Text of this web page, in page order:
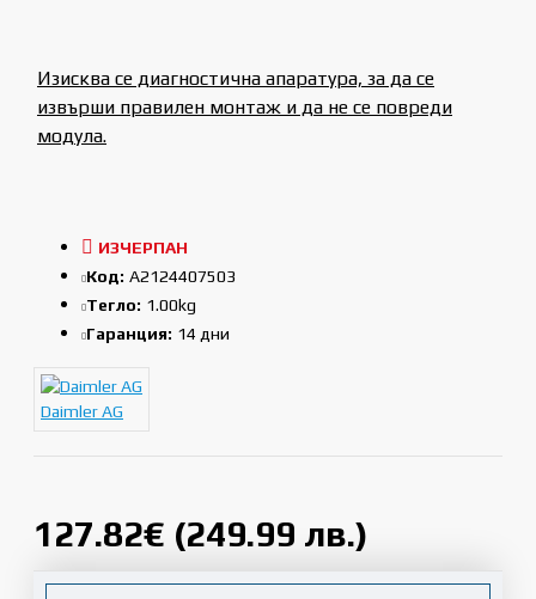
Изисква се диагностична апаратура, за да се
извърши правилен монтаж и да не се повреди
модула.
127.82€ (249.99 лв.)
ИЗЧЕРПАН
Код: A2124407503
Тегло: 1.00kg
Гаранция: 14 дни
Daimler AG